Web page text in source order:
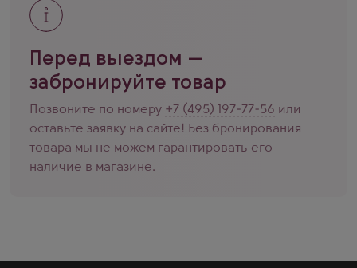
Перед выездом —
забронируйте товар
Позвоните по номеру +7 (495) 197-77-56 или
оставьте заявку на сайте! Без бронирования
товара мы не можем гарантировать его
наличие в магазине.